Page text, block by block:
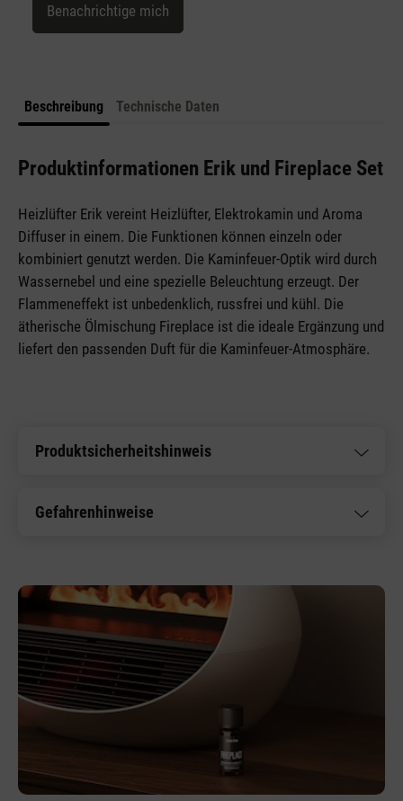
Benachrichtige mich
Beschreibung Technische Daten
Produktinformationen Erik und Fireplace Set
Heizlüfter Erik vereint Heizlüfter, Elektrokamin und Aroma
Diffuser in einem. Die Funktionen können einzeln oder
kombiniert genutzt werden. Die Kaminfeuer-Optik wird durch
Wassernebel und eine spezielle Beleuchtung erzeugt. Der
Flammeneffekt ist unbedenklich, russfrei und kühl. Die
ätherische Ölmischung Fireplace ist die ideale Ergänzung und
liefert den passenden Duft für die Kaminfeuer-Atmosphäre.
Produktsicherheitshinweis
Gefahrenhinweise